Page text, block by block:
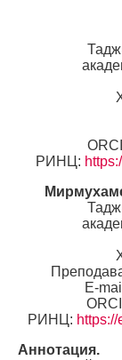
РИНЦ:
E-
РИНЦ:
Аннотация.